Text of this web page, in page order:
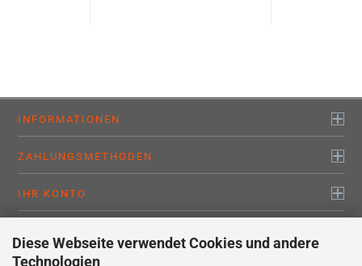
Diese Webseite verwendet Cookies und andere
Technologien
INFORMATIONEN
ZAHLUNGSMETHODEN
IHR KONTO